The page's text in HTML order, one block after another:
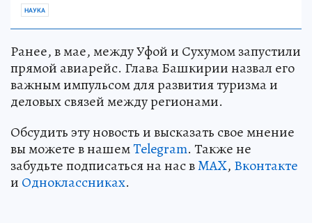
НАУКА
Ранее, в мае, между Уфой и Сухумом запустили
прямой авиарейс. Глава Башкирии назвал его
важным импульсом для развития туризма и
деловых связей между регионами.
Обсудить эту новость и высказать свое мнение
вы можете в нашемTelegram. Также не
забудьте подписаться на нас вMAX, Вконтакте
и Одноклассниках.